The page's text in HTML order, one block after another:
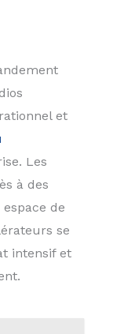
et
Les
à des
de
se
intensif et